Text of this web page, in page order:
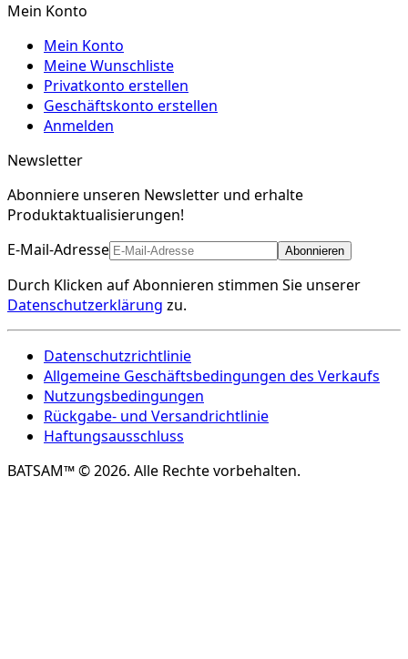
Mein Konto
Mein Konto
Meine Wunschliste
Privatkonto erstellen
Geschäftskonto erstellen
Anmelden
Newsletter
Abonniere unseren Newsletter und erhalte
Produktaktualisierungen!
E-Mail-Adresse
Abonnieren
Durch Klicken auf Abonnieren stimmen Sie unserer
Datenschutzerklärung zu.
Datenschutzrichtlinie
Allgemeine Geschäftsbedingungen des Verkaufs
Nutzungsbedingungen
Rückgabe- und Versandrichtlinie
Haftungsausschluss
BATSAM™ © 2026. Alle Rechte vorbehalten.